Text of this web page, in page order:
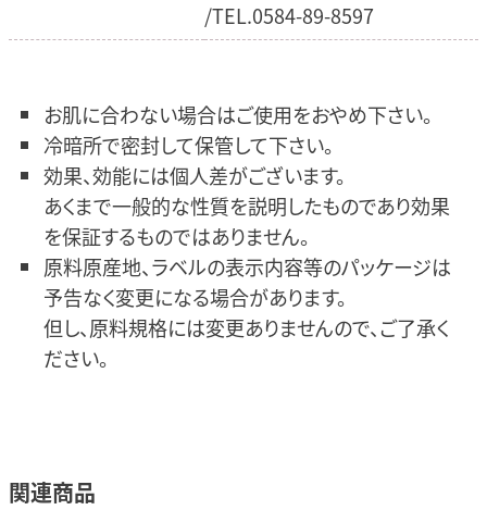
/TEL.0584-89-8597
お肌に合わない場合はご使用をおやめ下さい。
冷暗所で密封して保管して下さい。
効果、効能には個人差がございます。
あくまで一般的な性質を説明したものであり効果
を保証するものではありません。
原料原産地、ラベルの表示内容等のパッケージは
予告なく変更になる場合があります。
但し、原料規格には変更ありませんので、ご了承く
ださい。
関連商品